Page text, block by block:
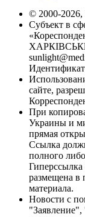
© 2000-2026,
Субъект в
сайте,
При
Украины и
прямая
Ссылка
полного
размещена в
материала.
Новости с